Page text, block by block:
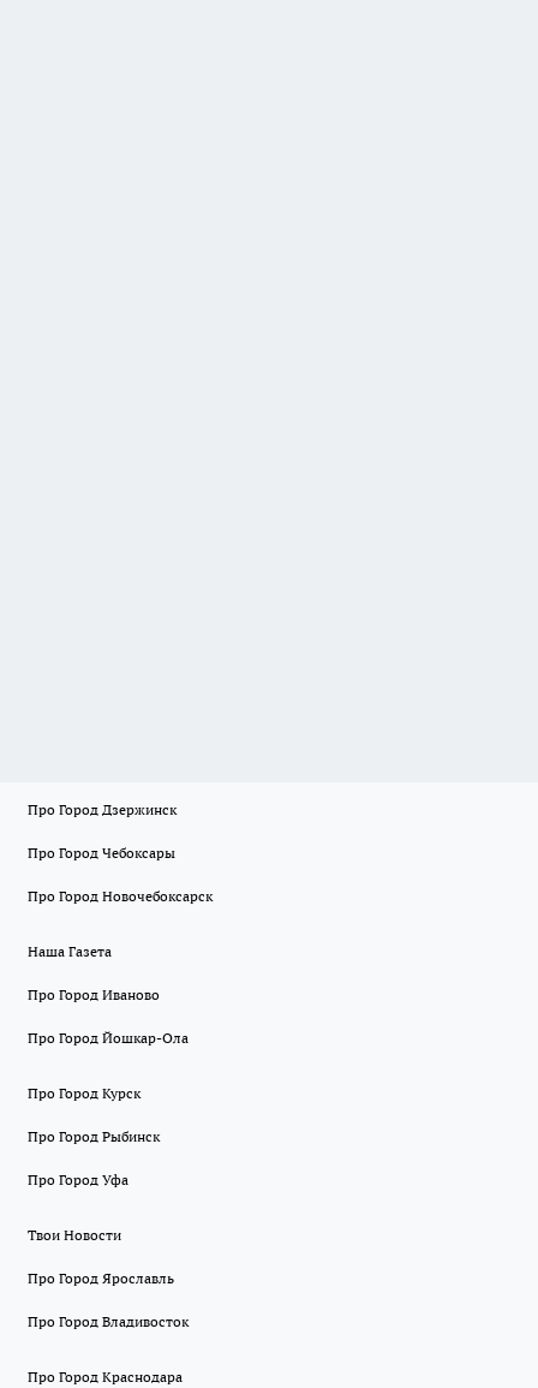
Про Город Дзержинск
Про Город Чебоксары
Про Город Новочебоксарск
Наша Газета
Про Город Иваново
Про Город Йошкар-Ола
Про Город Курск
Про Город Рыбинск
Про Город Уфа
Твои Новости
Про Город Ярославль
Про Город Владивосток
Про Город Краснодара